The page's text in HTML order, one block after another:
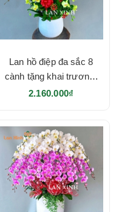
Lan hồ điệp đa sắc 8
cành tặng khai trương-
HD573
2.160.000₫